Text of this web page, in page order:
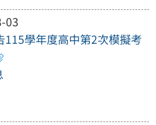
03
115學年度高中第2次模擬考